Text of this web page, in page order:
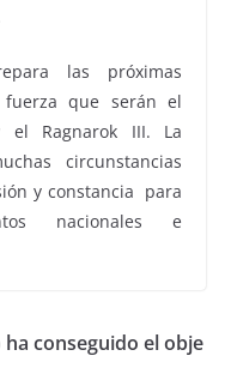
las próximas
que serán el
el Ragnarok III. La
circunstancias
y constancia para
nacionales e
ha conseguido el obje